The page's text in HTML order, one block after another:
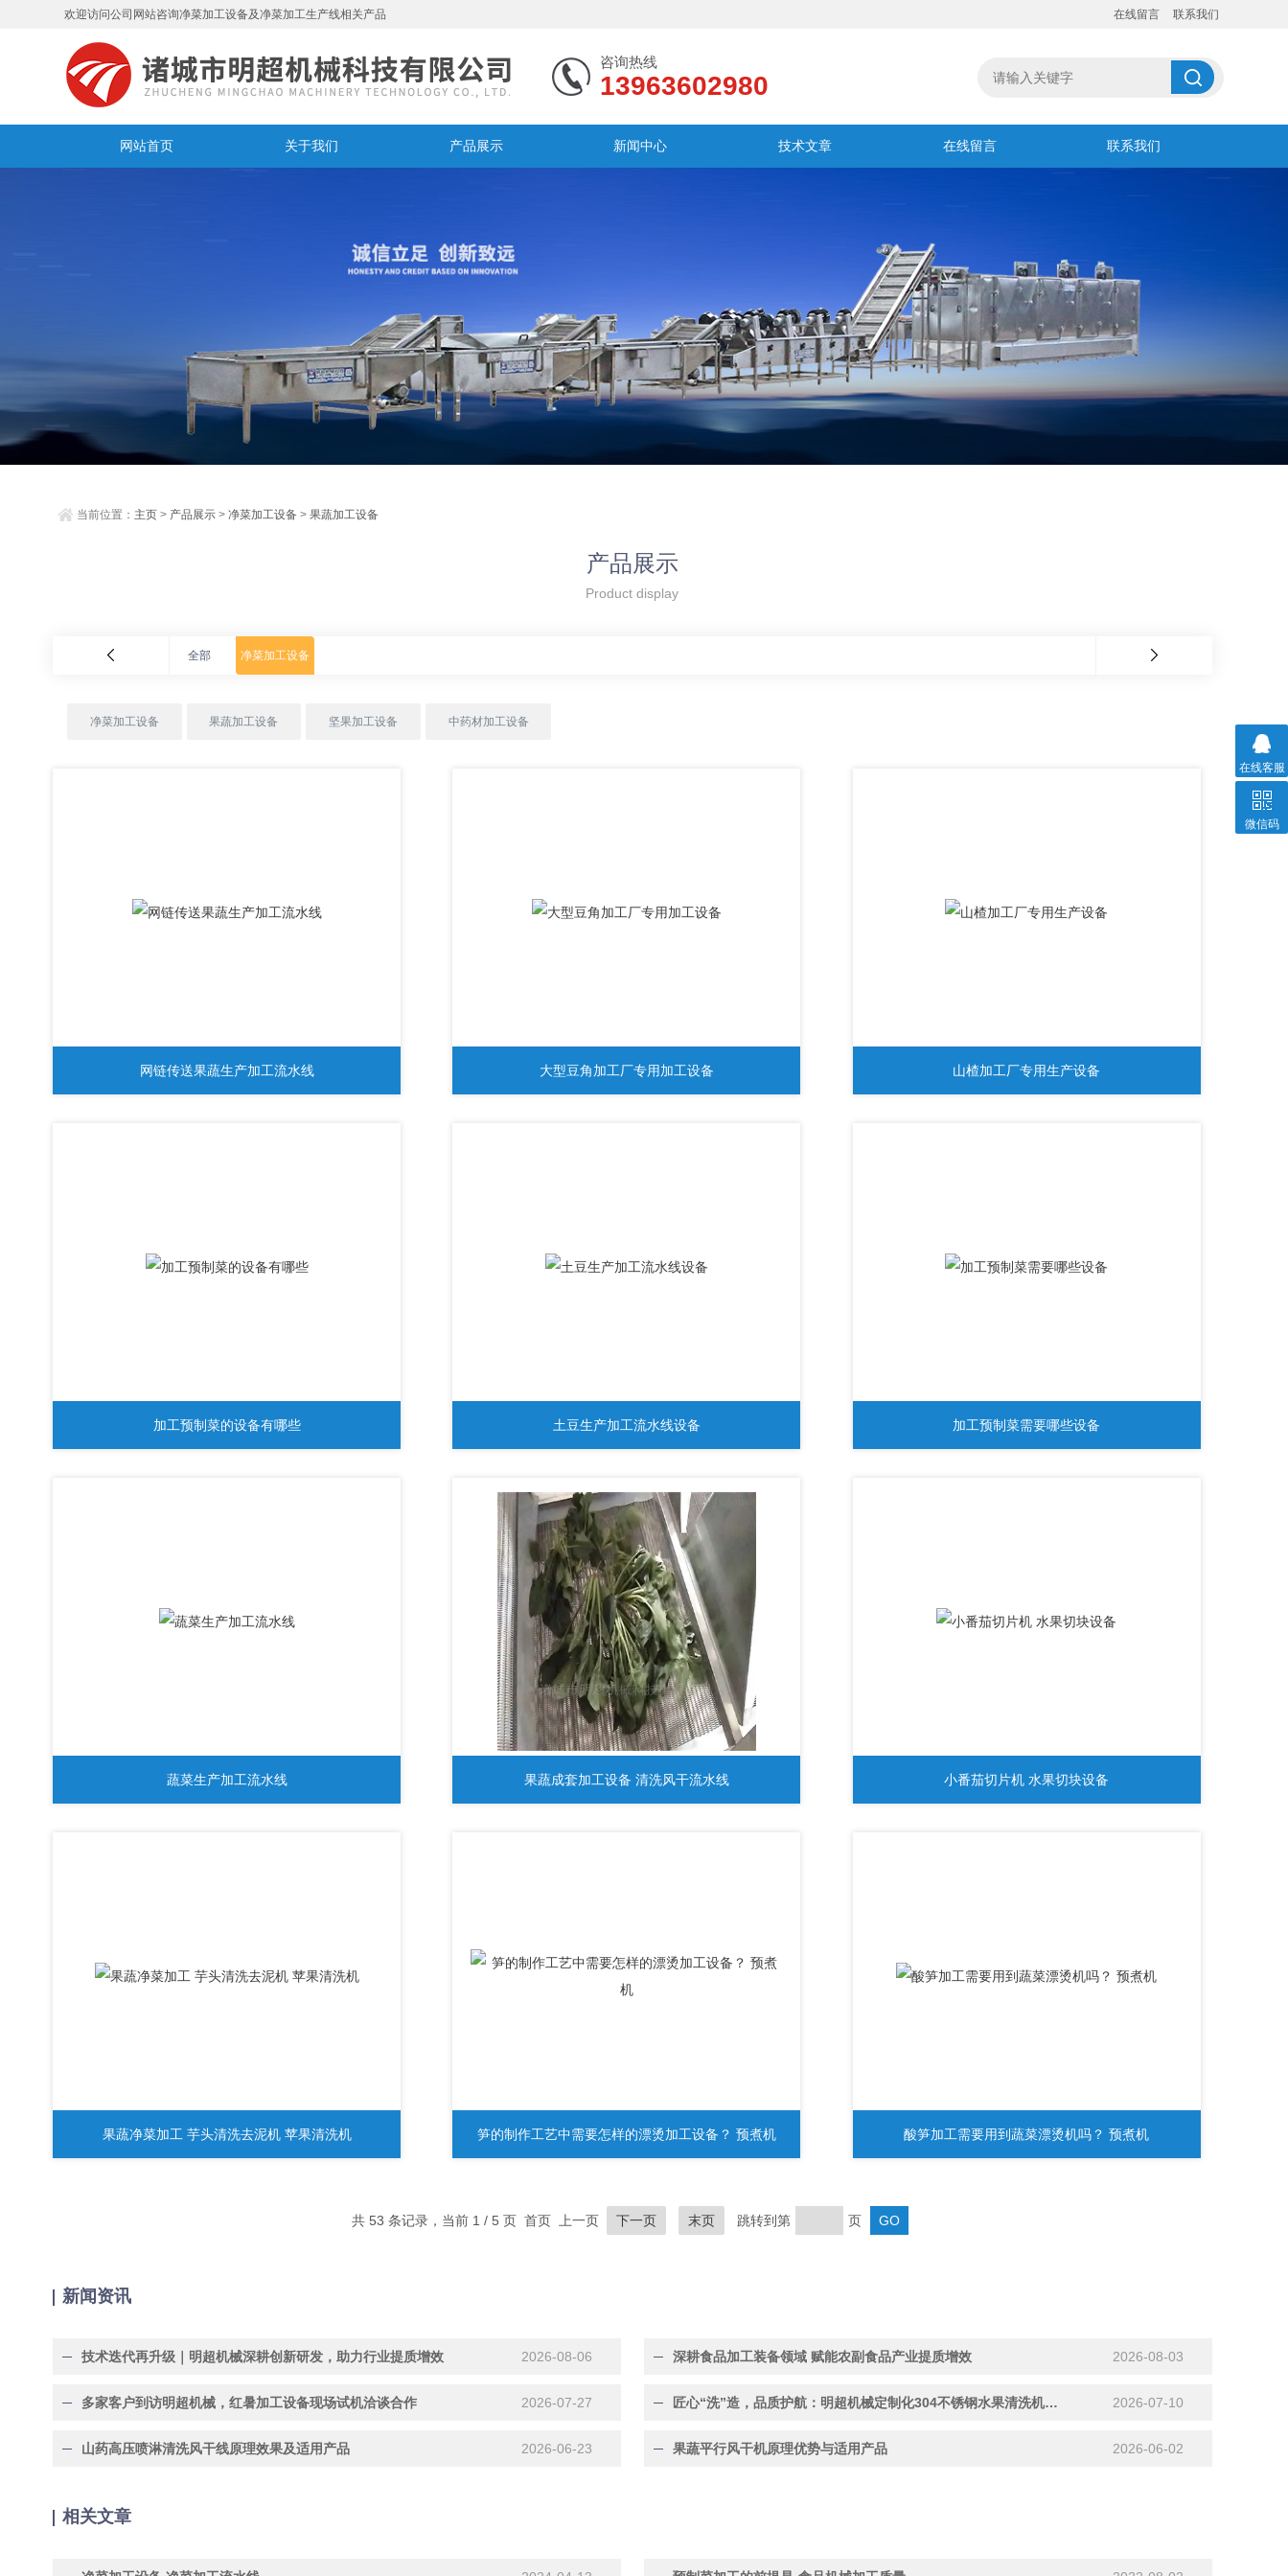
欢迎访问公司网站咨询净菜加工设备及净菜加工生产线相关产品 在线留言 联系我们
咨询热线
13963602980
网站首页 关于我们 产品展示 新闻中心 技术文章 在线留言 联系我们
当前位置： 主页 > 产品展示 >净菜加工设备 >果蔬加工设备
产品展示
Product display
全部 净菜加工设备
净菜加工设备 果蔬加工设备 坚果加工设备 中药材加工设备
网链传送果蔬生产加工流水线 大型豆角加工厂专用加工设备 山楂加工厂专用生产设备
加工预制菜的设备有哪些 土豆生产加工流水线设备 加工预制菜需要哪些设备
蔬菜生产加工流水线 果蔬成套加工设备 清洗风干流水线 小番茄切片机 水果切块设备
果蔬净菜加工 芋头清洗去泥机 苹果清洗机 笋的制作工艺中需要怎样的漂烫加工设备？ 预煮机 酸笋加工需要用到蔬菜漂烫机吗？ 预煮机
共 53 条记录，当前 1 / 5 页 首页 上一页 下一页 末页 跳转到第 页
新闻资讯
技术迭代再升级｜明超机械深耕创新研发，助力行业提质增效 2026-08-06 深耕食品加工装备领域 赋能农副食品产业提质增效 2026-08-03
多家客户到访明超机械，红暑加工设备现场试机洽谈合作 2026-07-27 匠心“洗”造，品质护航：明超机械定制化304不锈钢水果清洗机正在加紧赶制中 2026-07-10
山药高压喷淋清洗风干线原理效果及适用产品 2026-06-23 果蔬平行风干机原理优势与适用产品 2026-06-02
相关文章
在线客服
微信码